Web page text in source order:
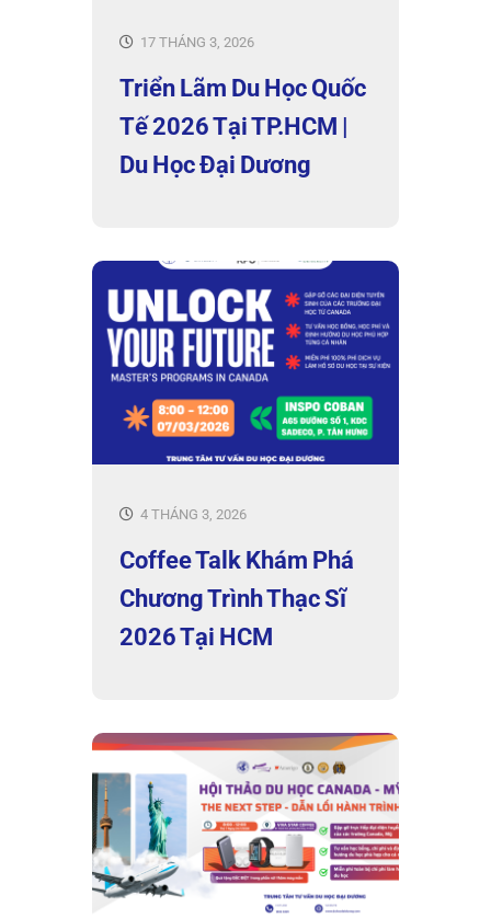
17 THÁNG 3, 2026
Triển Lãm Du Học Quốc
Tế 2026 Tại TP.HCM |
Du Học Đại Dương
4 THÁNG 3, 2026
Coffee Talk Khám Phá
Chương Trình Thạc Sĩ
2026 Tại HCM